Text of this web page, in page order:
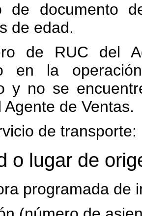
de documento
de edad.
de RUC del
en la
y no se
de Ventas.
de transporte:
o lugar de
programada de